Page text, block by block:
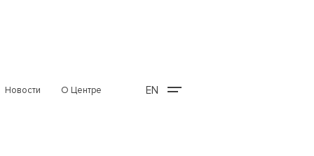
Новости О Центре EN